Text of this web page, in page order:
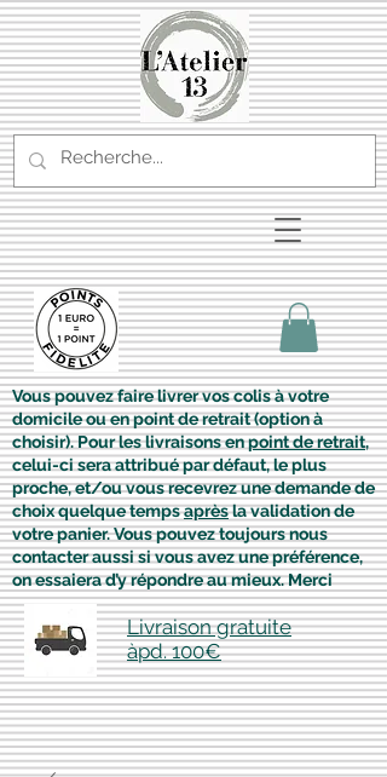
Vous pouvez faire livrer vos colis à votre
domicile ou en point de retrait (option à
choisir). Pour les livraisons enpoint de retrait,
celui-ci sera attribué par défaut, le plus
proche, et/ou vous recevrez une demande de
choix quelque tempsaprèsla validation de
votre panier. Vous pouvez toujours nous
contacter aussi si vous avez une préférence,
on essaiera d’y répondre au mieux. Merci
Livraison gratuite
àpd. 100€